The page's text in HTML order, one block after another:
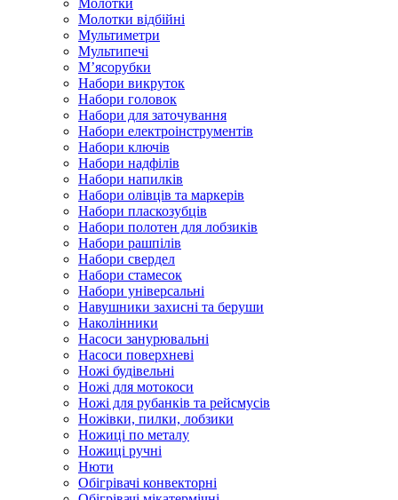
Молотки
Молотки відбійні
Мультиметри
Мультипечі
М’ясорубки
Набори викруток
Набори головок
Набори для заточування
Набори електроінструментів
Набори ключів
Набори надфілів
Набори напилків
Набори олівців та маркерів
Набори пласкозубців
Набори полотен для лобзиків
Набори рашпілів
Набори свердел
Набори стамесок
Набори універсальні
Навушники захисні та беруши
Наколінники
Насоси занурювальні
Насоси поверхневі
Ножі будівельні
Ножі для мотокоси
Ножі для рубанків та рейсмусів
Ножівки, пилки, лобзики
Ножиці по металу
Ножиці ручні
Нюти
Обігрівачі конвекторні